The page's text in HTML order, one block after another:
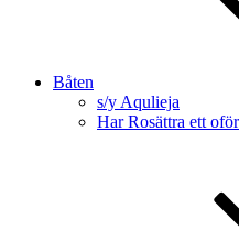
Båten
s/y Aqulieja
Har Rosättra ett